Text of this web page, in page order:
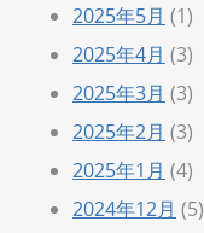
2025年5月 (1)
2025年4月 (3)
2025年3月 (3)
2025年2月 (3)
2025年1月 (4)
2024年12月 (5)